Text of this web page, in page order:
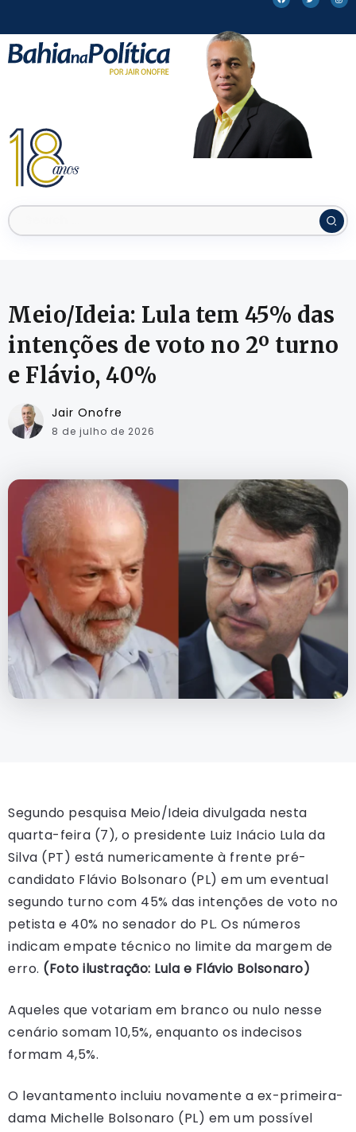
Meio/Ideia: Lula tem 45% das
intenções de voto no 2º turno
e Flávio, 40%
Jair Onofre
8 de julho de 2026
Segundo pesquisa Meio/Ideia divulgada nesta
quarta-feira (7), o presidente Luiz Inácio Lula da
Silva (PT) está numericamente à frente pré-
candidato Flávio Bolsonaro (PL) em um eventual
segundo turno com 45% das intenções de voto no
petista e 40% no senador do PL. Os números
indicam empate técnico no limite da margem de
erro. (Foto ilustração: Lula e Flávio Bolsonaro)
Aqueles que votariam em branco ou nulo nesse
cenário somam 10,5%, enquanto os indecisos
formam 4,5%.
O levantamento incluiu novamente a ex-primeira-
dama Michelle Bolsonaro (PL) em um possível